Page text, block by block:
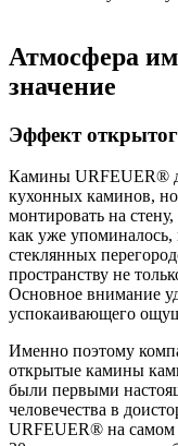
Атмосфера
значение
Эффект
Камины URFEUER®
кухонных каминов,
монтировать на
как уже упоминалось,
стеклянных
пространству не
Основное внимание
успокаивающего
Именно поэтому
открытые камины
были первыми
человечества в
URFEUER® на самом